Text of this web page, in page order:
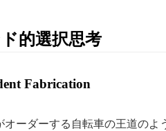
的選択思考
Fabrication
オーダーする自転車の王道の